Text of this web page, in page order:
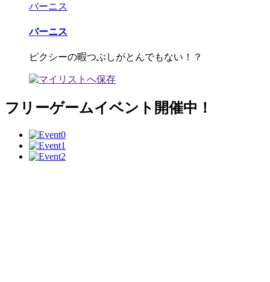
バーニス
バーニス
ピクシーの暇つぶしがとんでもない！？
フリーゲームイベント開催中！